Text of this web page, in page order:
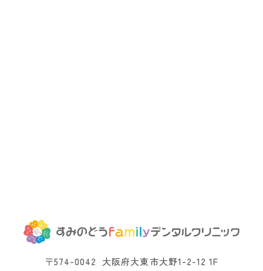
〒574-0042 大阪府大東市大野1-2-12 1F